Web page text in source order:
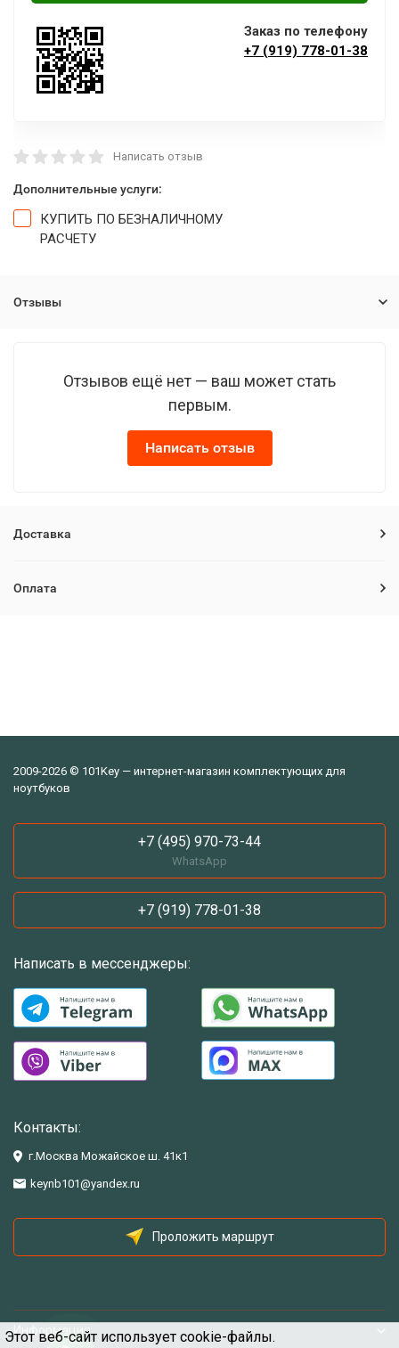
Этот веб-сайт использует cookie-файлы.
Заказ по телефону
+7 (919) 778-01-38
Написать отзыв
Дополнительные услуги:
КУПИТЬ ПО БЕЗНАЛИЧНОМУ
РАСЧЕТУ
Отзывы
Отзывов ещё нет — ваш может стать
первым.
Написать отзыв
Доставка
Оплата
2009-2026 © 101Key — интернет-магазин комплектующих для
ноутбуков
+7 (495) 970-73-44
WhatsApp
+7 (919) 778-01-38
Написать в мессенджеры:
Контакты:
г.Москва Можайское ш. 41к1
keynb101@yandex.ru
Проложить маршрут
Информация